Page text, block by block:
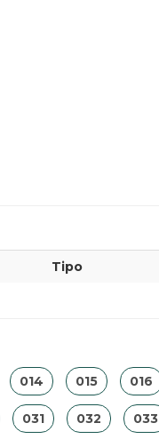
Tipo
014 015 016
031 032 033